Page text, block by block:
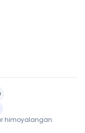
himoyalangan.